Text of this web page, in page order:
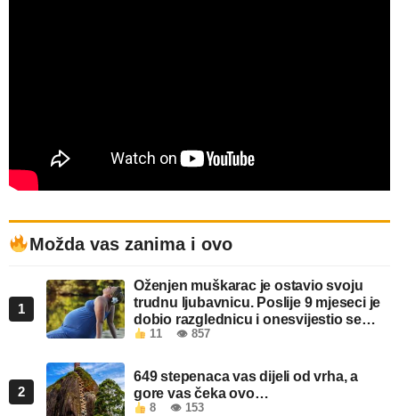
Možda vas zanima i ovo
1
Oženjen muškarac je ostavio svoju
trudnu ljubavnicu. Poslije 9 mjeseci je
dobio razglednicu i onesvijestio se
kada je pročitao šta piše!
11 👁 857
2
649 stepenaca vas dijeli od vrha, a
gore vas čeka ovo…
8 👁 153